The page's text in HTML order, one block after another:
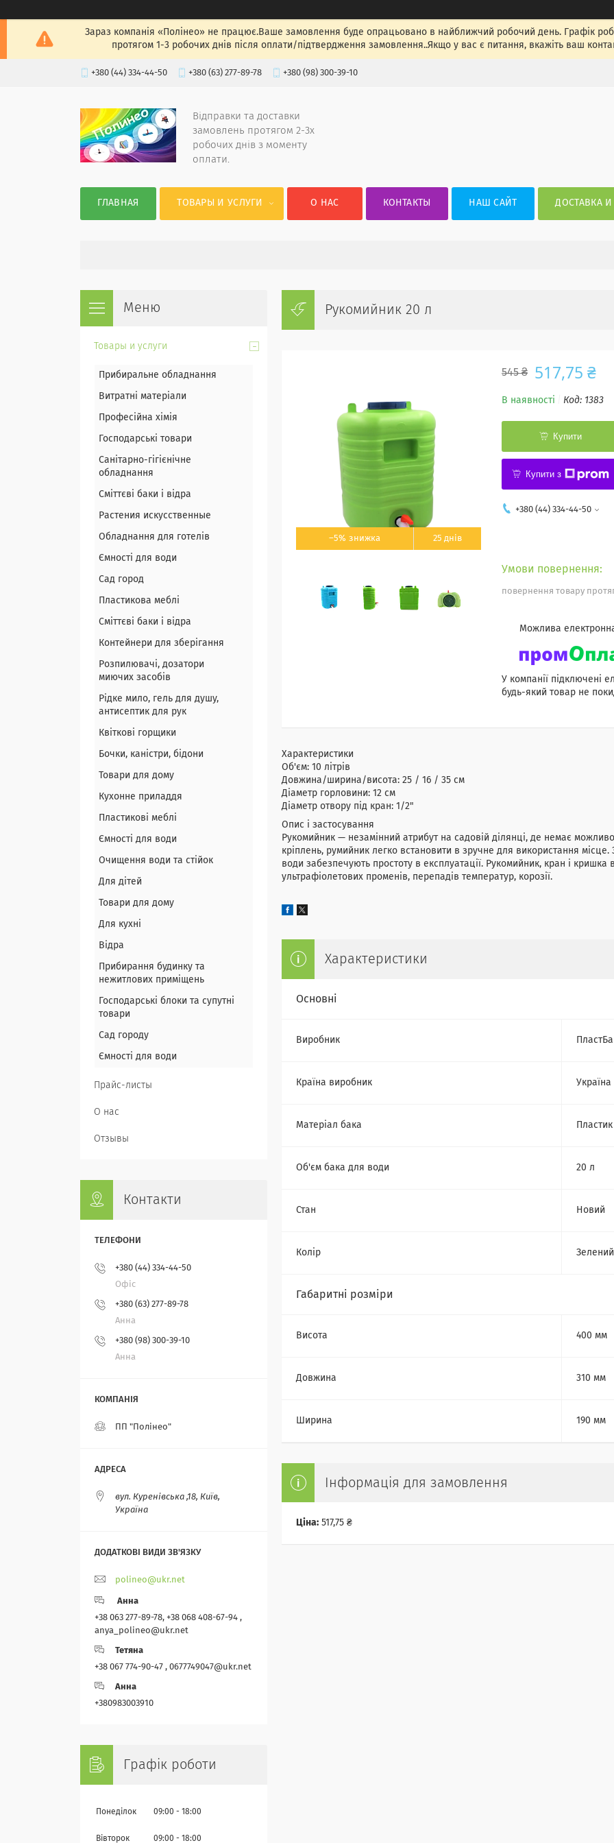
Зараз компанія «Полінео» не працює.Ваше замовлення буде опрацьовано в найближчий робочий день. Графік
протягом 1-3 робочих днів після оплати/підтвердження замовлення..Якщо у вас є питання, вкажіть ваш
+380 (44) 334-44-50 +380 (63) 277-89-78 +380 (98) 300-39-10
Відправки та доставки
замовлень протягом 2-3х
робочих днів з моменту
оплати.
ГЛАВНАЯ ТОВАРЫ И УСЛУГИ О НАС КОНТАКТЫ НАШ САЙТ ДОСТАВКА И
Рукомийник 20 л
–5% 25 днів
545 ₴ 517,75 ₴
В наявності Код: 1383
Купити
Купити з
+380 (44) 334-44-50
повернення товару
У компанії підключені
будь-який товар не
Характеристики
Об'єм: 10 літрів
Довжина/ширина/висота: 25 / 16 / 35 см
Діаметр горловини: 12 см
Діаметр отвору під кран: 1/2"
Опис і застосування
Рукомийник — незамінний атрибут на садовій ділянці, де немає
кріплень, румийник легко встановити в зручне для використання
води забезпечують простоту в експлуатації. Рукомийник, кран і кришка
ультрафіолетових променів, перепадів температур, корозії.
Характеристики
Основні
Виробник
Країна виробник Україна
Матеріал бака Пластик
Об'єм бака для води 20 л
Стан Новий
Колір Зелений
Габаритні розміри
Висота 400 мм
Довжина 310 мм
Ширина 190 мм
Інформація для замовлення
Ціна: 517,75 ₴
Товары и услуги
Прибиральне обладнання
Витратні матеріали
Професійна хімія
Господарські товари
Санітарно-гігієнічне
обладнання
Сміттєві баки і відра
Растения искусственные
Обладнання для готелів
Ємності для води
Сад город
Пластикова меблі
Сміттєві баки і відра
Контейнери для зберігання
Розпилювачі, дозатори
миючих засобів
Рідке мило, гель для душу,
антисептик для рук
Квіткові горщики
Бочки, каністри, бідони
Товари для дому
Кухонне приладдя
Пластикові меблі
Ємності для води
Очищення води та стійок
Для дітей
Товари для дому
Для кухні
Відра
Прибирання будинку та
нежитлових приміщень
Господарські блоки та супутні
товари
Сад городу
Ємності для води
Прайс-листы
О нас
Отзывы
Контакти
+380 (44) 334-44-50
Офіс
+380 (63) 277-89-78
Анна
+380 (98) 300-39-10
Анна
ПП "Полінео"
вул. Куренівська ,18, Київ,
Україна
polineo@ukr.net
Анна
+38 063 277-89-78, +38 068 408-67-94 ,
anya_polineo@ukr.net
Тетяна
+38 067 774-90-47 , 0677749047@ukr.net
Анна
+380983003910
Графік роботи
Понеділок 09:00 18:00
Вівторок 09:00 18:00